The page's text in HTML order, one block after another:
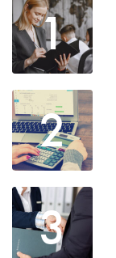
1
2
3